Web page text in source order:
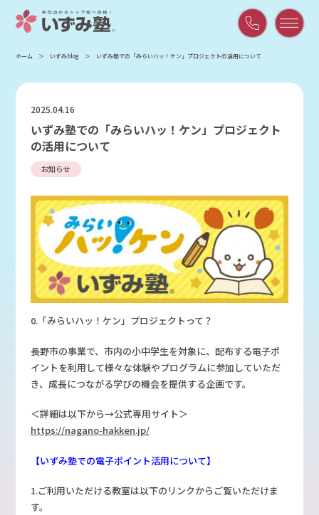
日
/
18:00
ホーム いずみblog いずみ塾での「みらいハッ！ケン」プロジェクトの活用について
2025.04.16
いずみ塾での「みらいハッ！ケン」プロジェクト
の活用について
お知らせ
0.「みらいハッ！ケン」プロジェクトって？
長野市の事業で、市内の小中学生を対象に、配布する電子ポ
イントを利用して様々な体験やプログラムに参加していただ
き、成長につながる学びの機会を提供する企画です。
＜詳細は以下から→公式専用サイト＞
https://nagano-hakken.jp/
【いずみ塾での電子ポイント活用について】
1.ご利用いただける教室は以下のリンクからご覧いただけま
す。